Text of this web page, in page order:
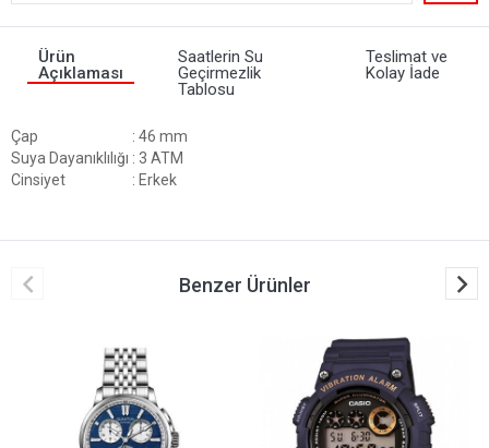
Ürün
Açıklaması
Saatlerin Su
Geçirmezlik
Tablosu
Teslimat ve
Kolay İade
Çap
: 46 mm
Suya Dayanıklılığı : 3 ATM
Cinsiyet
: Erkek
Benzer Ürünler